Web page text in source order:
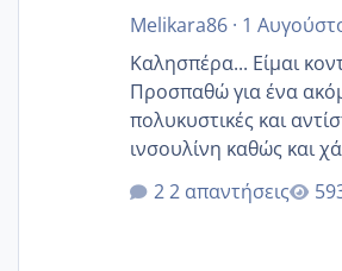
Melikara86· 1
Καλησπέρα... Είμαι
Προσπαθώ για ένα ακόμα
πολυκυστικές και
ινσουλίνη καθώς και
κιλά παραπάνω και
δεν χάνω εύκολα! Προσπαθώ για ακόμη
2 απαντήσεις